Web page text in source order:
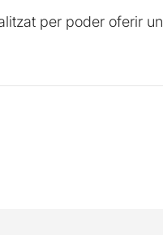
per poder oferir